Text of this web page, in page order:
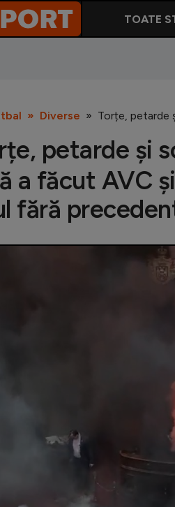
TOATE
Diverse Torțe, petarde
petarde și
a făcut AVC
fără